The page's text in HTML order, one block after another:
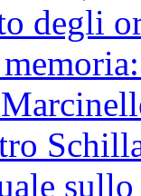
degli